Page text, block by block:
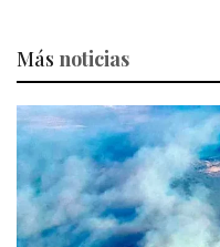
Más noticias